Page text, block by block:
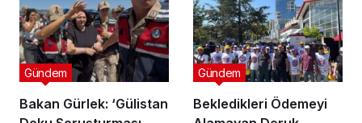
Bakan Gürlek: ‘Gülistan
Gündem
Bekledikleri Ödemeyi
Gündem